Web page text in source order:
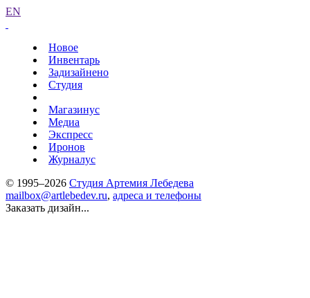
EN
Новое
Инвентарь
Задизайнено
Студия
Магазинус
Медиа
Экспресс
Иронов
Журналус
© 1995–2026 Студия Артемия Лебедева
mailbox@artlebedev.ru, адреса и телефоны
Заказать дизайн...